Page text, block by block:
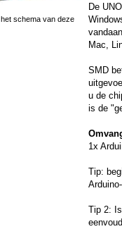
het schema van deze
De
Mac,
SMD
u de
is de
1x
Tip:
Tip 2: